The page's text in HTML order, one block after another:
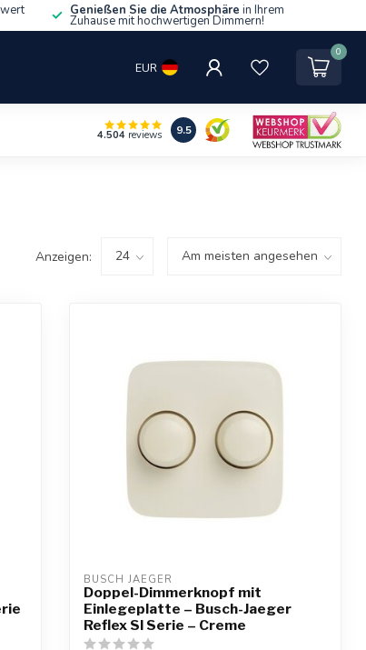
Genießen Sie die Atmosphäre in Ihrem
Zuhause mit hochwertigen Dimmern!
EUR
0
4.504 reviews 9.5
Anzeigen:
BUSCH JAEGER
Doppel-Dimmerknopf mit
Einlegeplatte – Busch-Jaeger
Reflex SI Serie – Creme